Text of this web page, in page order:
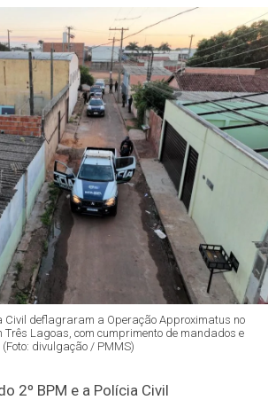
Civil deflagraram a Operação Approximatus no
Lagoas, com cumprimento de mandados e
divulgação / PMMS)
2º BPM e a Polícia Civil